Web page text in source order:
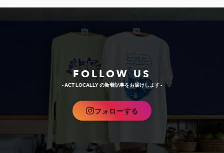
FOLLOW US
- ACT LOCALLY の新着記事をお届けします -
フォローする